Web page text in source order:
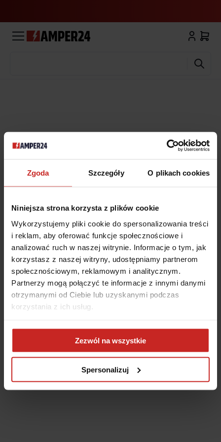
Zgoda Szczegóły O plikach cookies
Niniejsza strona korzysta z plików cookie
Wykorzystujemy pliki cookie do spersonalizowania treści
i reklam, aby oferować funkcje społecznościowe i
analizować ruch w naszej witrynie. Informacje o tym, jak
korzystasz z naszej witryny, udostępniamy partnerom
społecznościowym, reklamowym i analitycznym.
Partnerzy mogą połączyć te informacje z innymi danymi
otrzymanymi od Ciebie lub uzyskanymi podczas
korzystania z ich usług.
Zezwól na wszystkie
Spersonalizuj
browser console for more information)